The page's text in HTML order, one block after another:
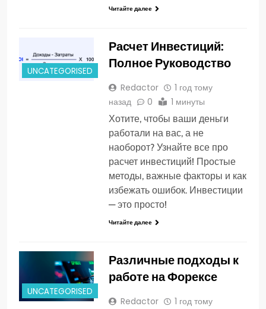
Читайте далее
UNCATEGORISED
Расчет Инвестиций:
Полное Руководство
Redactor
1 год тому
назад
0 1 минуты
Хотите, чтобы ваши деньги
работали на вас, а не
наоборот? Узнайте все про
расчет инвестиций! Простые
методы, важные факторы и как
избежать ошибок. Инвестиции
— это просто!
Читайте далее
UNCATEGORISED
Различные подходы к
работе на Форексе
Redactor
1 год тому